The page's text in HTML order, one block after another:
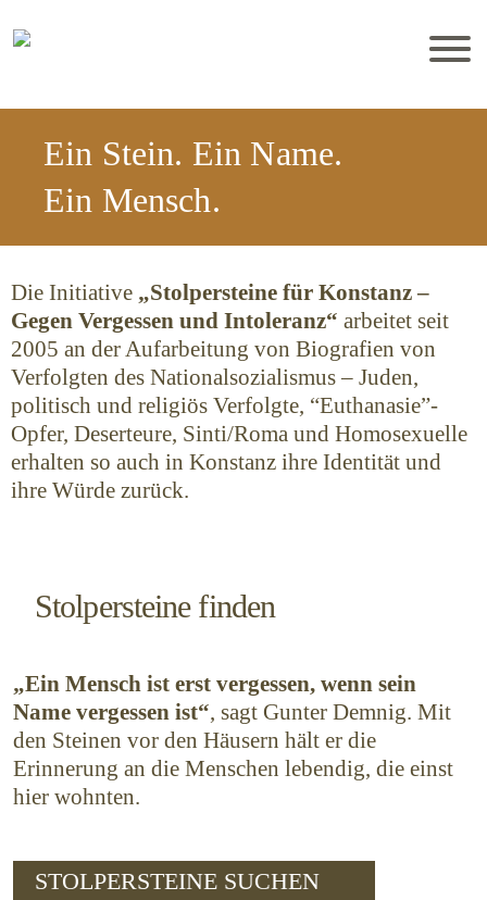
Ein Stein. Ein Name.
Ein Mensch.
Die Initiative „Stolpersteine für Konstanz –
Gegen Vergessen und Intoleranz“ arbeitet seit
2005 an der Aufarbeitung von Biografien von
Verfolgten des Nationalsozialismus – Juden,
politisch und religiös Verfolgte, “Euthanasie”-
Opfer, Deserteure, Sinti/Roma und Homosexuelle
erhalten so auch in Konstanz ihre Identität und
ihre Würde zurück.
Stolpersteine finden
„Ein Mensch ist erst vergessen, wenn sein
Name vergessen ist“, sagt Gunter Demnig. Mit
den Steinen vor den Häusern hält er die
Erinnerung an die Menschen lebendig, die einst
hier wohnten.
STOLPERSTEINE SUCHEN